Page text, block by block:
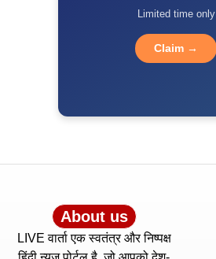
Limited time only
Claim →
About us
LIVE वार्ता एक स्वतंत्र और निष्पक्ष